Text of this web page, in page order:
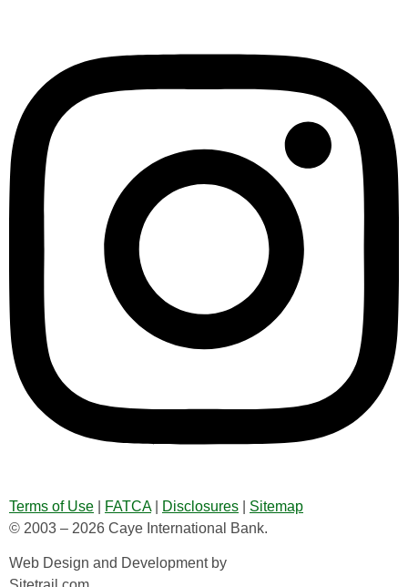
Terms of Use FATCA| Disclosures
Sitemap
© 2003 – 2026 Caye International Bank.
Web Design and Development by